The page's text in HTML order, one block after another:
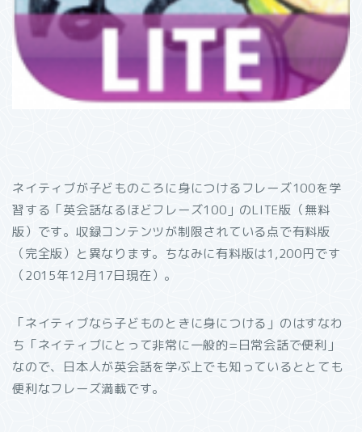
ネイティブが子どものころに身につけるフレーズ100を学
習する「英会話なるほどフレーズ100」のLITE版（無料
版）です。収録コンテンツが制限されている点で有料版
（完全版）と異なります。ちなみに有料版は1,200円です
（2015年12月17日現在）。
「ネイティブなら子どものときに身につける」のはすなわ
ち「ネイティブにとって非常に一般的=日常会話で便利」
なので、日本人が英会話を学ぶ上でも知っているととても
便利なフレーズ満載です。